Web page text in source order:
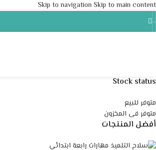
Skip to navigation Skip to main content
..
Stock status
متوفر للبيع
متوفر فى المخزون
أفضل المنتجات